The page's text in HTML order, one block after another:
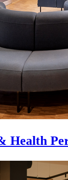
Health